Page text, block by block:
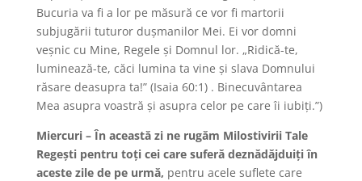
Bucuria va fi a lor pe măsură ce vor fi martorii
subjugării tuturor duşmanilor Mei. Ei vor domni
veşnic cu Mine, Regele şi Domnul lor. „Ridică-te,
luminează-te, căci lumina ta vine şi slava Domnului
răsare deasupra ta!” (Isaia 60:1) . Binecuvântarea
Mea asupra voastră şi asupra celor pe care îi iubiţi.”)
Miercuri – În această zi ne rugăm Milostivirii Tale
Regeşti pentru toţi cei care suferă deznădăjduiţi în
aceste zile de pe urmă, pentru acele suflete care